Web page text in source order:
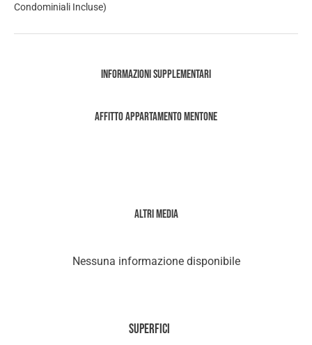
Condominiali Incluse)
Informazioni supplementari
Affitto Appartamento Mentone
Altri media
Nessuna informazione disponibile
Superfici